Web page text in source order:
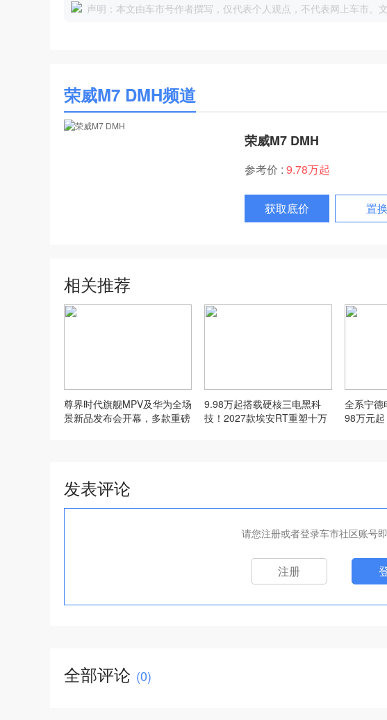
声明：本文由车市号作者撰写，仅代表个人观点，不代表网上车市。
荣威M7 DMH频道
荣威M7 DMH
参考价 : 9.78万起
获取底价 置换
相关推荐
尊界时代旗舰MPV及华为全场
景新品发布会开幕，多款重磅
9.98万起搭载硬核三电黑科
技！2027款埃安RT重塑十万
全系宁德
98万元
发表评论
请您注册或者登录车市社区账号
注册
全部评论 (0)